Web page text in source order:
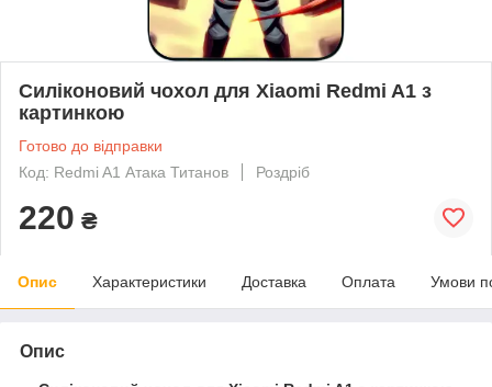
Силіконовий чохол для Xiaomi Redmi A1 з
картинкою
Готово до відправки
Код: Redmi A1 Атака Титанов
Роздріб
220 ₴
Опис Характеристики Доставка Оплата Умови
Опис